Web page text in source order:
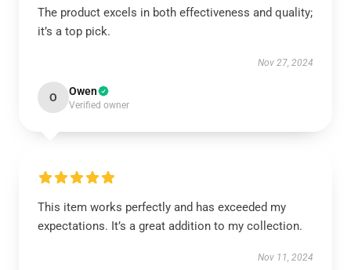
The product excels in both effectiveness and quality;
it’s a top pick.
Nov 27, 2024
O Owen
Verified owner
This item works perfectly and has exceeded my
expectations. It’s a great addition to my collection.
Nov 11, 2024